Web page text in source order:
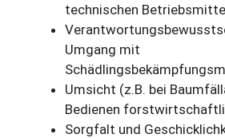
technischen
Umgang mit
Umsicht (z.B. bei
Bedienen
Sorgfalt und